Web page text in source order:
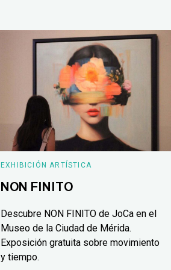
EXHIBICIÓN ARTÍSTICA
NON FINITO
Descubre NON FINITO de JoCa en el
Museo de la Ciudad de Mérida.
Exposición gratuita sobre movimiento
y tiempo.